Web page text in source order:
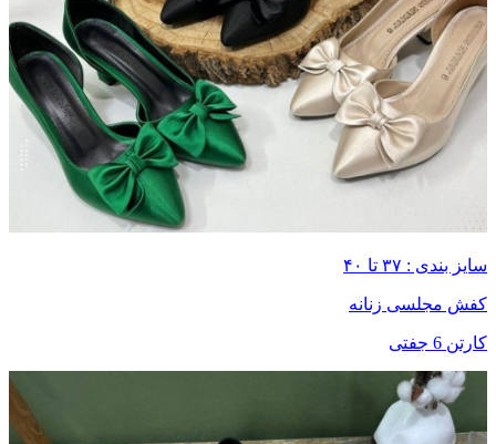
سایز بندی : ۳۷ تا ۴۰
کفش مجلسی زنانه
کارتن 6 جفتی